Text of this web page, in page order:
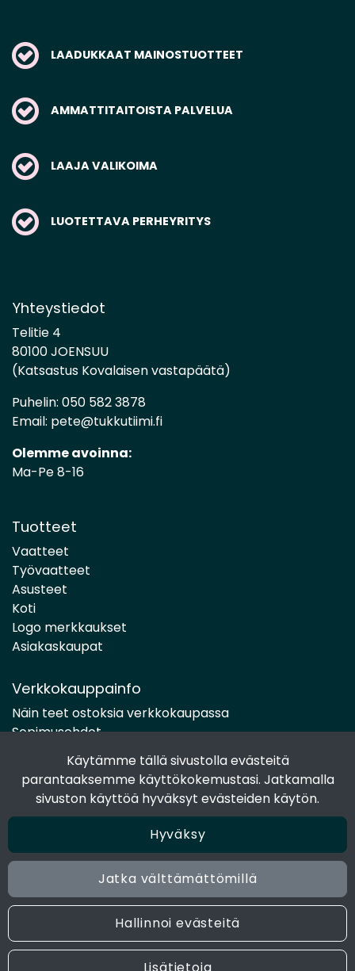
Käytämme tällä sivustolla evästeitä
parantaaksemme käyttökokemustasi. Jatkamalla
sivuston käyttöä hyväksyt evästeiden käytön.
Hyväksy
Jatka välttämättömillä
Hallinnoi evästeitä
LAADUKKAAT MAINOSTUOTTEET
AMMATTITAITOISTA PALVELUA
LAAJA VALIKOIMA
LUOTETTAVA PERHEYRITYS
Yhteystiedot
Telitie 4
80100 JOENSUU
(Katsastus Kovalaisen vastapäätä)
Puhelin: 050 582 3878
Email: pete@tukkutiimi.fi
Olemme avoinna:
Ma-Pe 8-16
Tuotteet
Vaatteet
Työvaatteet
Asusteet
Koti
Logo merkkaukset
Asiakaskaupat
Verkkokauppainfo
Näin teet ostoksia verkkokaupassa
Sopimusehdot
Toimitustavat
Maksutavat
Tietosuojaseloste
Seuraa sosiaalisessa mediassa
Facebook
Instagram
© 2024 Joen Tukkutiimi. All rights reserved. Site by